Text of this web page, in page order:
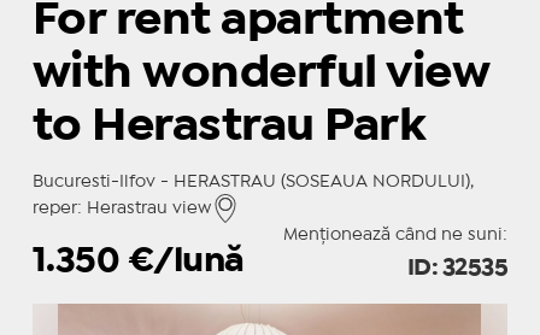
For rent apartment
with wonderful view
to Herastrau Park
Bucuresti-Ilfov - HERASTRAU (SOSEAUA NORDULUI),
reper: Herastrau view
Menționează când ne suni:
1.350 €/lună ID: 32535